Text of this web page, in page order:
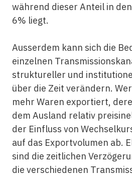
während dieser Anteil in
6% liegt.
Ausserdem kann sich die
einzelnen
struktureller und
über die Zeit verändern.
mehr Waren exportiert,
dem Ausland relativ
der Einfluss von
auf das Exportvolumen ab.
sind die zeitlichen
die verschiedenen